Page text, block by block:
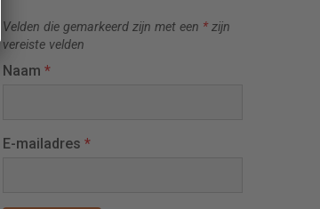
Velden die gemarkeerd zijn met een * zijn
vereiste velden
Naam *
E-mailadres *